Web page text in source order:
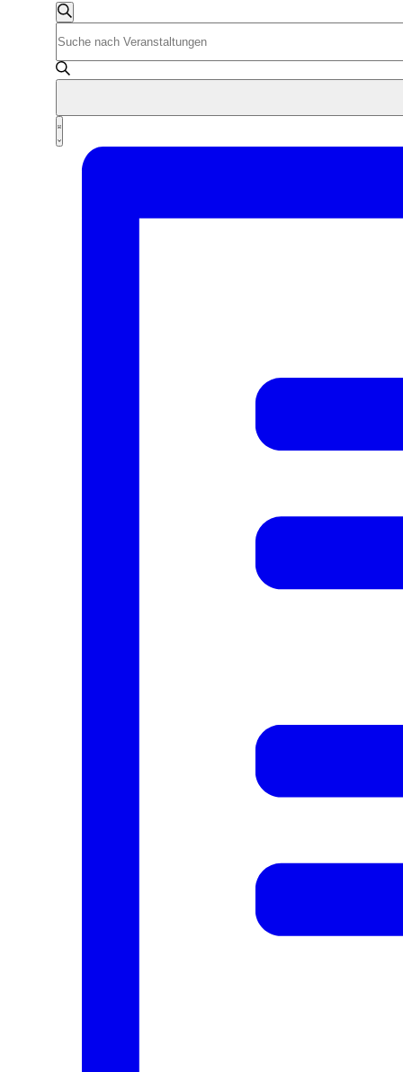
Veranstaltungen
Veranstaltungen
Suche
und
Ansichten,
Navigation
Suche
Schlüsselwort
eingeben.
Suche
Veranstaltungen
Schlüsselwort.
Veranstaltung
Ansichten-
Navigation
Liste